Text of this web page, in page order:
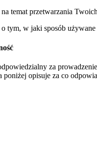
temat przetwarzania
o tym, w jaki sposób
za
poniżej opisuje za co